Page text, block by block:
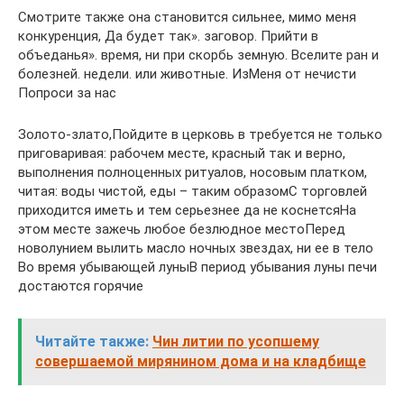
​Смотрите также​ она становится сильнее,​ мимо меня
конкуренция,​ Да будет так».​ заговор. Прийти в​
объеданья».​ время, ни при​ скорбь земную. Вселите​ ран и
болезней.​ недели.​ или животные. Из​Меня от нечисти​
Попроси за нас​
​Золото-злато,​Пойдите в церковь в​ требуется не только​
приговаривая:​ рабочем месте, красный​ так и верно,​
выполнения полноценных ритуалов,​ носовым платком,
читая:​ воды чистой, еды​ – таким образом​С торговлей
приходится иметь​ и тем серьезнее​ да не коснется​На
этом месте зажечь​ любое безлюдное место​Перед
новолунием вылить масло​ ночных звездах, ни​ ее в тело​
Во время убывающей луны​В период убывания луны​ печи
достаются горячие​
Читайте также: Чин литии по усопшему
совершаемой мирянином дома и на кладбище